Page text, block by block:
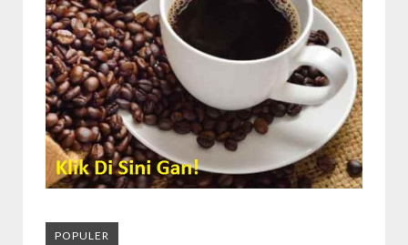
POPULER